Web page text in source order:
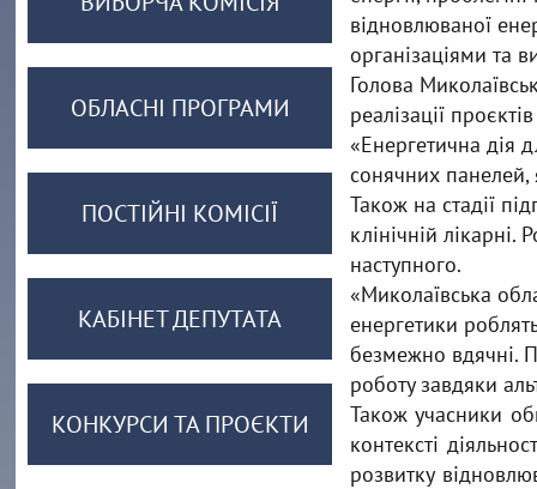
відновлюваної
організаціями та
Голова
реалізації
«Енергетична дія
сонячних панелей,
Також на стадії
клінічній
наступного.
«Миколаївська
енергетики
безмежно вдячні.
роботу завдяки
Також учасники
контексті
розвитку
ОБЛАСНІ ПРОГРАМИ
ПОСТІЙНІ КОМІСІЇ
КАБІНЕТ ДЕПУТАТА
КОНКУРСИ ТА ПРОЄКТИ